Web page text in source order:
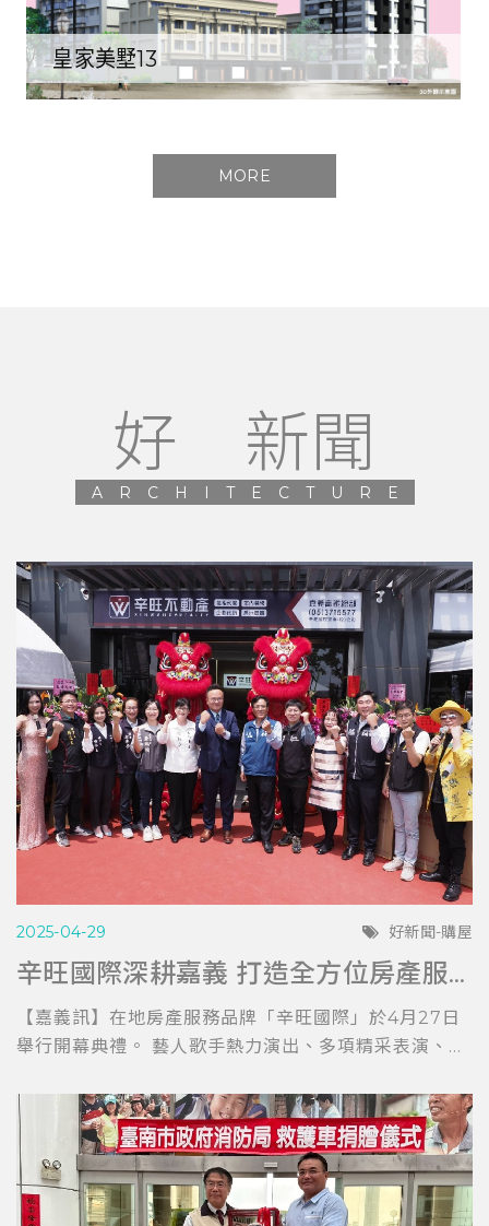
皇家美墅13
MORE
好 新聞
ARCHITECTURE
2025-04-29 好新聞-購屋
辛旺國際深耕嘉義 打造全方位房產服務平台 與在地青年共創希望藍圖
【嘉義訊】在地房產服務品牌「辛旺國際」於4月27日
舉行開幕典禮。 藝人歌手熱力演出、多項精采表演、...